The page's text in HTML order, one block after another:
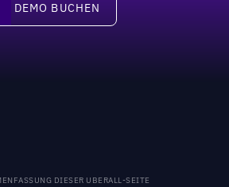
BUCHEN
DEMO BUCHEN
DIESER UBERALL-SEITE